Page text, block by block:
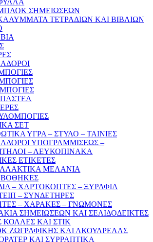
ΣΗΜΕΙΩΣΕΩΝ
ΤΕΤΡΑΔΙΩΝ ΚΑΙ ΒΙΒΛΙΩΝ
ΣΕΤ
ΥΓΡΑ – ΣΤΥΛΟ – ΤΑΙΝΙΕΣ
ΥΠΟΓΡΑΜΜΙΣΕΩΣ –
– ΛΕΥΚΟΠΙΝΑΚΑ
ΕΤΙΚΕΤΕΣ
ΜΕΛΑΝΙΑ
– ΧΑΡΤΟΚΟΠΤΕΣ – ΞΥΡΑΦΙΑ
– ΣΥΝΔΕΤΗΡΕΣ
– ΧΑΡΑΚΕΣ – ΓΝΩΜΟΝΕΣ
ΣΗΜΕΙΩΣΕΩΝ ΚΑΙ ΣΕΛΙΔΟΔΕΙΚΤΕΣ
ΚΟΛΛΕΣ ΚΑΙ ΣΤΙΚ
ΖΩΓΡΑΦΙΚΗΣ ΚΑΙ ΑΚΟΥΑΡΕΛΑΣ
ΚΑΙ ΣΥΡΡΑΠΤΙΚΑ